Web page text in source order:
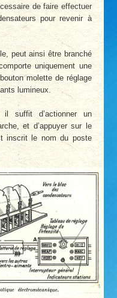
de faire effectuer
pour revenir à
peut ainsi être branché
uniquement une
molette de réglage
lumineux.
il suffit d’actionner un
et d’appuyer sur le
inscrit le nom du poste